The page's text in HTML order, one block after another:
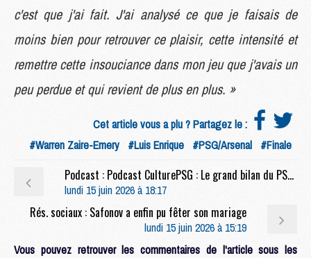
c'est que j'ai fait. J'ai analysé ce que je faisais de
moins bien pour retrouver ce plaisir, cette intensité et
remettre cette insouciance dans mon jeu que j'avais un
peu perdue et qui revient de plus en plus. »
Cet article vous a plu ? Partagez le :
#Warren Zaire-Emery #Luis Enrique #PSG/Arsenal #Finale
Podcast : Podcast CulturePSG : Le grand bilan du PSG 2025/2026
lundi 15 juin 2026 à 18:17
Rés. sociaux : Safonov a enfin pu fêter son mariage
lundi 15 juin 2026 à 15:19
Vous pouvez retrouver les commentaires de l'article sous les